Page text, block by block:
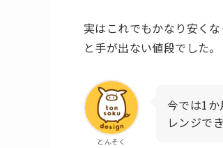
実はこれでもかなり安く
と手が出ない値段でした。
とんそく
今では1か
レンジで